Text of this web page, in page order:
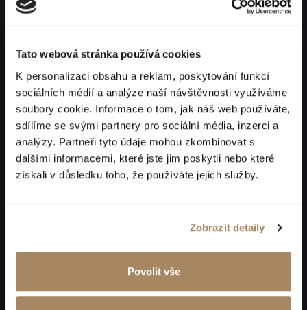
Tato webová stránka používá cookies
K personalizaci obsahu a reklam, poskytování funkcí
sociálních médií a analýze naší návštěvnosti využíváme
soubory cookie. Informace o tom, jak náš web používáte,
sdílíme se svými partnery pro sociální média, inzerci a
analýzy. Partneři tyto údaje mohou zkombinovat s
dalšími informacemi, které jste jim poskytli nebo které
získali v důsledku toho, že používáte jejich služby.
Zobrazit detaily
Povolit vše